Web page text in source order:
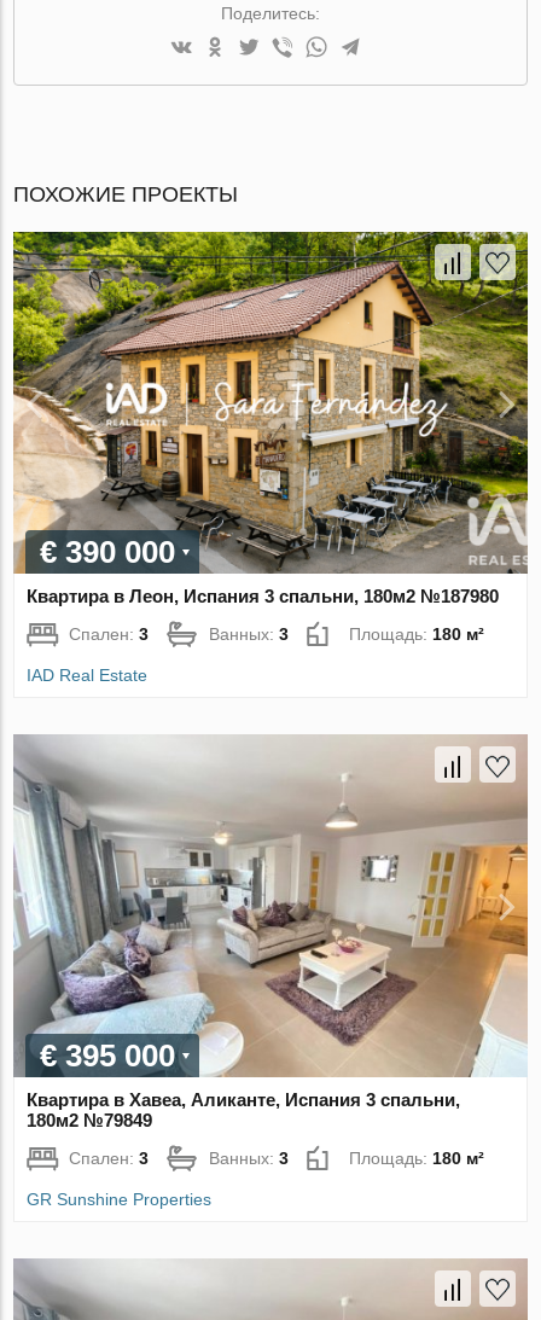
Поделитесь:
ПОХОЖИЕ ПРОЕКТЫ
€ 390 000
Квартира в Леон, Испания 3 спальни, 180м2 №187980
Спален:3 Ванных:3 Площадь:180 м²
IAD Real Estate
€ 395 000
Квартира в Хавеа, Аликанте, Испания 3 спальни,
180м2 №79849
Спален:3 Ванных:3 Площадь: 180 м²
GR Sunshine Properties